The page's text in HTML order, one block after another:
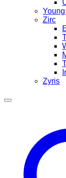
Zirc
Zyris